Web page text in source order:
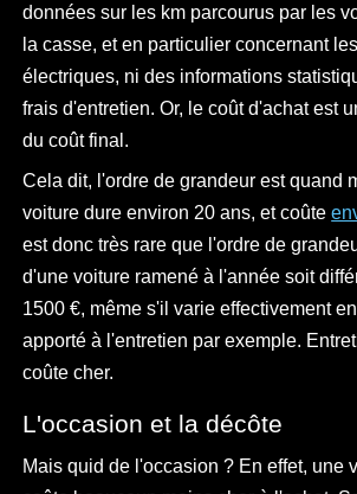
données sur les km parcourus par les
la casse, et en particulier concernant
électriques, ni des informations
frais d'entretien. Or, le coût d'achat est
du coût final.
Cela dit, l'ordre de grandeur est quand
voiture dure environ 20 ans, et coûte
est donc très rare que l'ordre de
d'une voiture ramené à l'année soit
1500 €, même s'il varie effectivement
apporté à l'entretien par exemple.
coûte cher.
L'occasion et la décôte
Mais quid de l'occasion ? En effet, une